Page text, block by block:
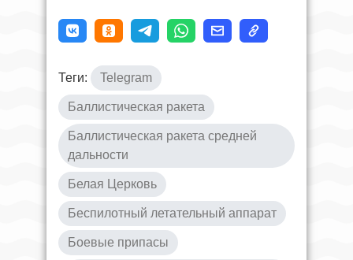
Теги: Telegram
Баллистическая ракета
Баллистическая ракета средней
дальности
Белая Церковь
Беспилотный летательный аппарат
Боевые припасы